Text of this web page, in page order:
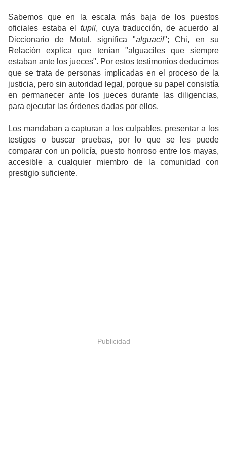
Sabemos que en la escala más baja de los puestos
oficiales estaba el tupil, cuya traducción, de acuerdo al
Diccionario de Motul, significa "alguacil"; Chi, en su
Relación explica que tenían "alguaciles que siempre
estaban ante los jueces". Por estos testimonios deducimos
que se trata de personas implicadas en el proceso de la
justicia, pero sin autoridad legal, porque su papel consistía
en permanecer ante los jueces durante las diligencias,
para ejecutar las órdenes dadas por ellos.
Los mandaban a capturan a los culpables, presentar a los
testigos o buscar pruebas, por lo que se les puede
comparar con un policía, puesto honroso entre los mayas,
accesible a cualquier miembro de la comunidad con
prestigio suficiente.
Publicidad